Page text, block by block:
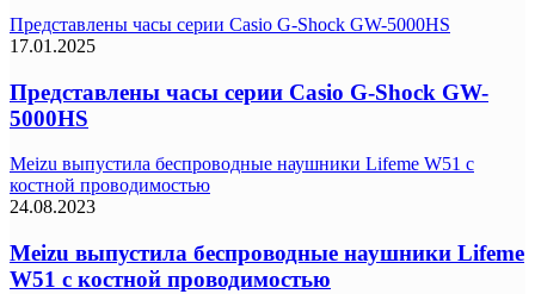
Представлены часы серии Casio G-Shock GW-5000HS
17.01.2025
Представлены часы серии Casio G-Shock GW-
5000HS
Meizu выпустила беспроводные наушники Lifeme W51 с
костной проводимостью
24.08.2023
Meizu выпустила беспроводные наушники Lifeme
W51 с костной проводимостью